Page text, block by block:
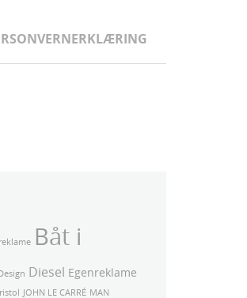
Båt i
Diesel Egenreklame
JOHN LE CARRÉ MAN